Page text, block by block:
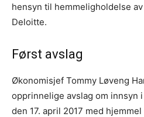
hensyn til hemmeligholdelse
Deloitte.
Først avslag
Økonomisjef Tommy Løveng
opprinnelige avslag om innsyn
den 17. april 2017 med